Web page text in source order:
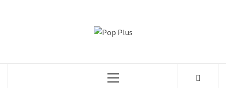
Primary